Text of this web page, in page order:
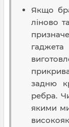
Якщо
ліново
задню
ребра.
якими